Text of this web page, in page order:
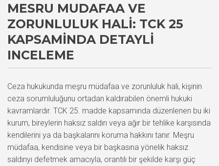
MESRU MUDAFAA VE
ZORUNLULUK HALI: TCK 25
KAPSAMINDA DETAYLI
INCELEME
Ceza hukukunda meşru müdafaa ve zorunluluk hali, kişinin
ceza sorumluluğunu ortadan kaldırabilen önemli hukuki
kavramlardır. TCK 25. madde kapsamında düzenlenen bu iki
kurum, bireylerin haksız saldırı veya ağır bir tehlike karşısında
kendilerini ya da başkalarını koruma hakkını tanır. Meşru
müdafaa, kendisine veya bir başkasına yönelik haksız
saldırıyı defetmek amacıyla, orantılı bir şekilde karşı güç